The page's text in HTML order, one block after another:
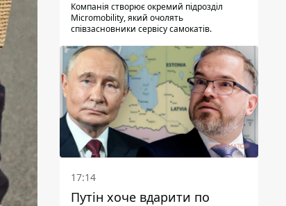
Компанія створює окремий підрозділ
Micromobility, який очолять
співзасновники сервісу самокатів.
17:14
Путін хоче вдарити по